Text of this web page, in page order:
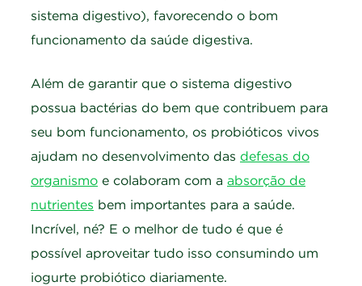
sistema digestivo), favorecendo o bom
funcionamento da saúde digestiva.
Além de garantir que o sistema digestivo
possua bactérias do bem que contribuem para
seu bom funcionamento, os probióticos vivos
ajudam no desenvolvimento das defesas do
organismo e colaboram com a absorção de
nutrientes bem importantes para a saúde.
Incrível, né? E o melhor de tudo é que é
possível aproveitar tudo isso consumindo um
iogurte probiótico diariamente.